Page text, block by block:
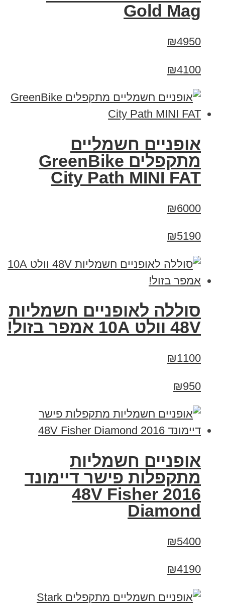
Gold Mag
₪4950
₪4100
אופניים חשמליים
‏מתקפלים GreenBike
City Path MINI FAT
₪6000
₪5190
סוללה לאופניים חשמליות
48V וולט 10A אמפר בזול!
₪1100
₪950
אופניים חשמליות
מתקפלות פישר דיימונד
2016 48V Fisher
Diamond
₪5400
₪4190